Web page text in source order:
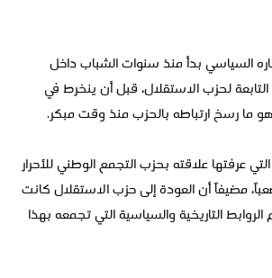
السياسي بدأ منذ سنوات الشباب داخل
التابعة لحزب الاستقلال، قبل أن ينخرط في
ما رسخ ارتباطه بالحزب منذ وقت مبكر.
عرفتها علاقته بحزب التجمع الوطني للأحرار
مضيفاً أن العودة إلى حزب الاستقلال كانت
الروابط التاريخية والسياسية التي تجمعه بهذا